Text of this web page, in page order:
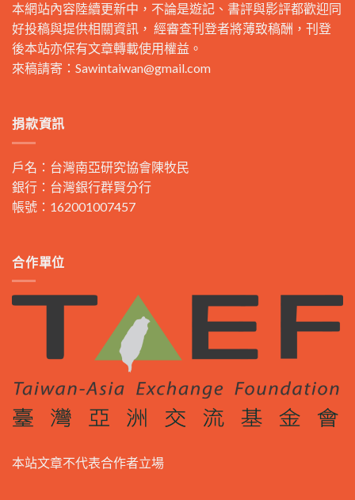
本網站內容陸續更新中，不論是遊記、書評與影評都歡迎同
好投稿與提供相關資訊， 經審查刊登者將薄致稿酬，刊登
後本站亦保有文章轉載使用權益。
來稿請寄： Sawintaiwan@gmail.com
捐款資訊
戶名：台灣南亞研究協會陳牧民
銀行：台灣銀行群賢分行
帳號：162001007457
合作單位
本站文章不代表合作者立場